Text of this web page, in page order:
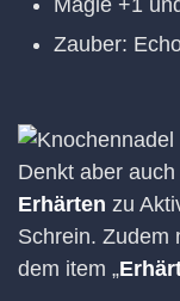
Magie +1
Zauber:
Denkt aber
Erhärten zu
Schrein. Zudem
dem item „